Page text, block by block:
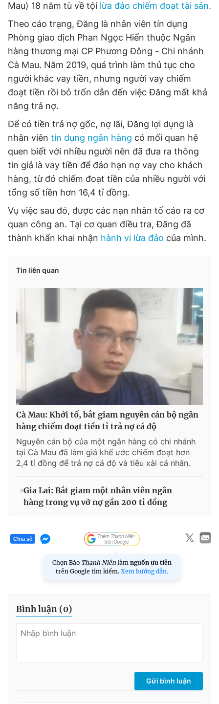
Thông tin tòa soạn Liên hệ quảng cáo
Đọc Thanh Niên trên điện thoại
Theo dõi báo trên
Hotline
0906 645 777
Liên hệ quảng cáo
0908 780 404
Đặt báo Quảng cáo RSS Tòa soạn Chính sách bảo
Tổng biên tập: Nguyễn Ngọc Toàn
Phó tổng biên tập thường trực: Hải Thành
Phó tổng biên tập: Lâm Hiếu Dũng
Giấy phép xuất bản số 110/GP - BTTTT cấp ngày 24.3.2020
chép dưới mọi hình thức nếu không có sự chấp thuận bằng văn
bản. Phát triển bởi ePi Technologies, JSC.
Mau) 18 năm tù về tội lừa đảo chiếm đoạt tài sản.
Theo cáo trạng, Đăng là nhân viên tín dụng
Phòng giao dịch Phan Ngọc Hiển thuộc Ngân
hàng thương mại CP Phương Đông - Chi nhánh
Cà Mau. Năm 2019, quá trình làm thủ tục cho
người khác vay tiền, nhưng người vay chiếm
đoạt tiền rồi bỏ trốn dẫn đến việc Đăng mất khả
năng trả nợ.
Để có tiền trả nợ gốc, nợ lãi, Đăng lợi dụng là
nhân viên tín dụng ngân hàng có mối quan hệ
quen biết với nhiều người nên đã đưa ra thông
tin giả là vay tiền để đáo hạn nợ vay cho khách
hàng, từ đó chiếm đoạt tiền của nhiều người với
tổng số tiền hơn 16,4 tỉ đồng.
Vụ việc sau đó, được các nạn nhân tố cáo ra cơ
quan công an. Tại cơ quan điều tra, Đăng đã
thành khẩn khai nhận hành vi lừa đảo của mình.
Tin liên quan
Cà Mau: Khởi tố, bắt giam nguyên cán bộ ngân
hàng chiếm đoạt tiền tỉ trả nợ cá độ
Nguyên cán bộ của một ngân hàng có chi nhánh
tại Cà Mau đã làm giả khế ước chiếm đoạt hơn
2,4 tỉ đồng để trả nợ cá độ và tiêu xài cá nhân.
Gia Lai: Bắt giam một nhân viên ngân
hàng trong vụ vỡ nợ gần 200 tỉ đồng
Chia sẻ
Chọn Báo Thanh Niên làm nguồn ưu tiên
trên Google tìm kiếm. Xem hướng dẫn.
Bình luận (0)
Gửi bình luận